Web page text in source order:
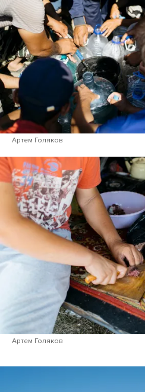
Артем Голяков
Артем Голяков